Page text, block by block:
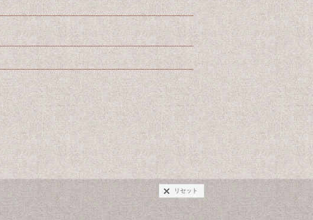
リセット